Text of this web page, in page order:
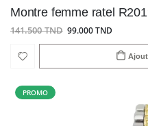
Montre femme ratel
141.500 TND 99.000 TND
PROMO